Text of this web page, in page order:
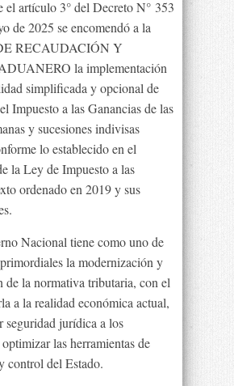
el artículo 3° del Decreto N° 353
de 2025 se encomendó a la
RECAUDACIÓN Y
la implementación
simplificada y opcional de
Impuesto a las Ganancias de las
y sucesiones indivisas
lo establecido en el
la Ley de Impuesto a las
ordenado en 2019 y sus
Nacional tiene como uno de
la modernización y
de la normativa tributaria, con el
a la realidad económica actual,
seguridad jurídica a los
las herramientas de
control del Estado.